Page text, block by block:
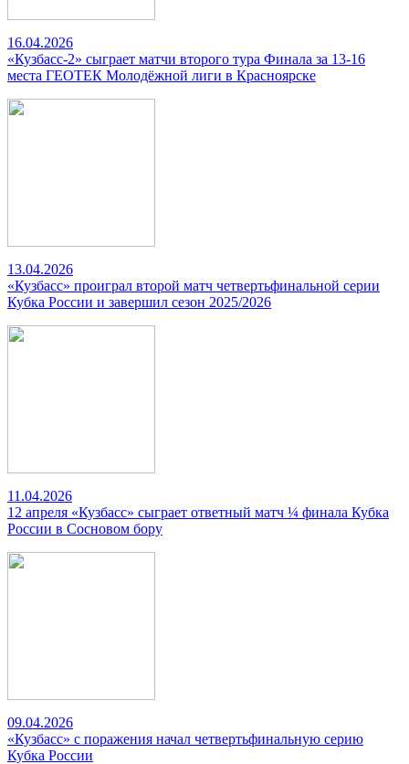
16.04.2026
«Кузбасс-2» сыграет матчи второго тура Финала за 13-16
места ГЕОТЕК Молодёжной лиги в Красноярске
13.04.2026
«Кузбасс» проиграл второй матч четвертьфинальной серии
Кубка России и завершил сезон 2025/2026
11.04.2026
12 апреля «Кузбасс» сыграет ответный матч ¼ финала Кубка
России в Сосновом бору
09.04.2026
«Кузбасс» с поражения начал четвертьфинальную серию
Кубка России